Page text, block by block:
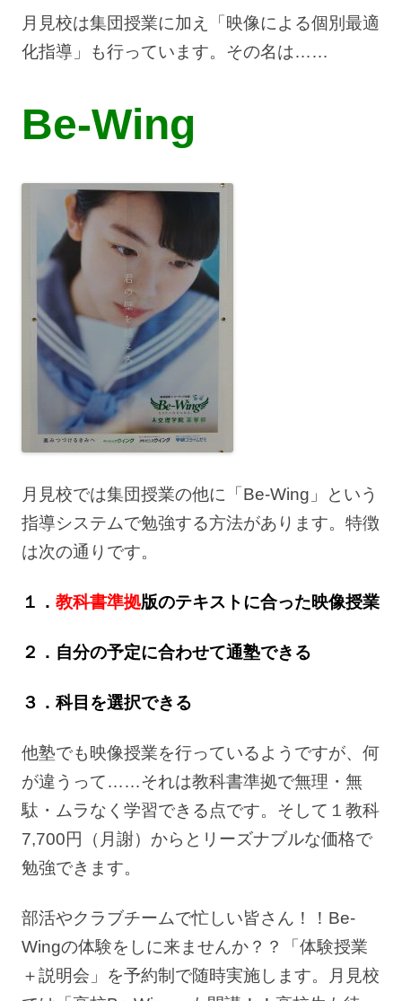
月見校は集団授業に加え「映像による個別最適
化指導」も行っています。その名は……
Be-Wing
月見校では集団授業の他に「Be-Wing」という
指導システムで勉強する方法があります。特徴
は次の通りです。
１． 教科書準拠版のテキストに合った映像授業
２．自分の予定に合わせて通塾できる
３．科目を選択できる
他塾でも映像授業を行っているようですが、何
が違うって……それは教科書準拠で無理・無
駄・ムラなく学習できる点です。そして１教科
7,700円（月謝）からとリーズナブルな価格で
勉強できます。
部活やクラブチームで忙しい皆さん！！Be-
Wingの体験をしに来ませんか？？「体験授業
＋説明会」を予約制で随時実施します。月見校